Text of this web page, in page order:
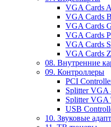
VGA Cards
VGA Cards
VGA Cards
VGA Cards
VGA Cards
VGA Cards
08. Внутренние
09. Контроллеры
PCI
Splitter
Splitter
USB
10. Звуковые